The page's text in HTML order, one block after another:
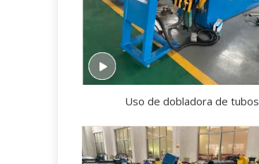
Uso de dobladora de tubos